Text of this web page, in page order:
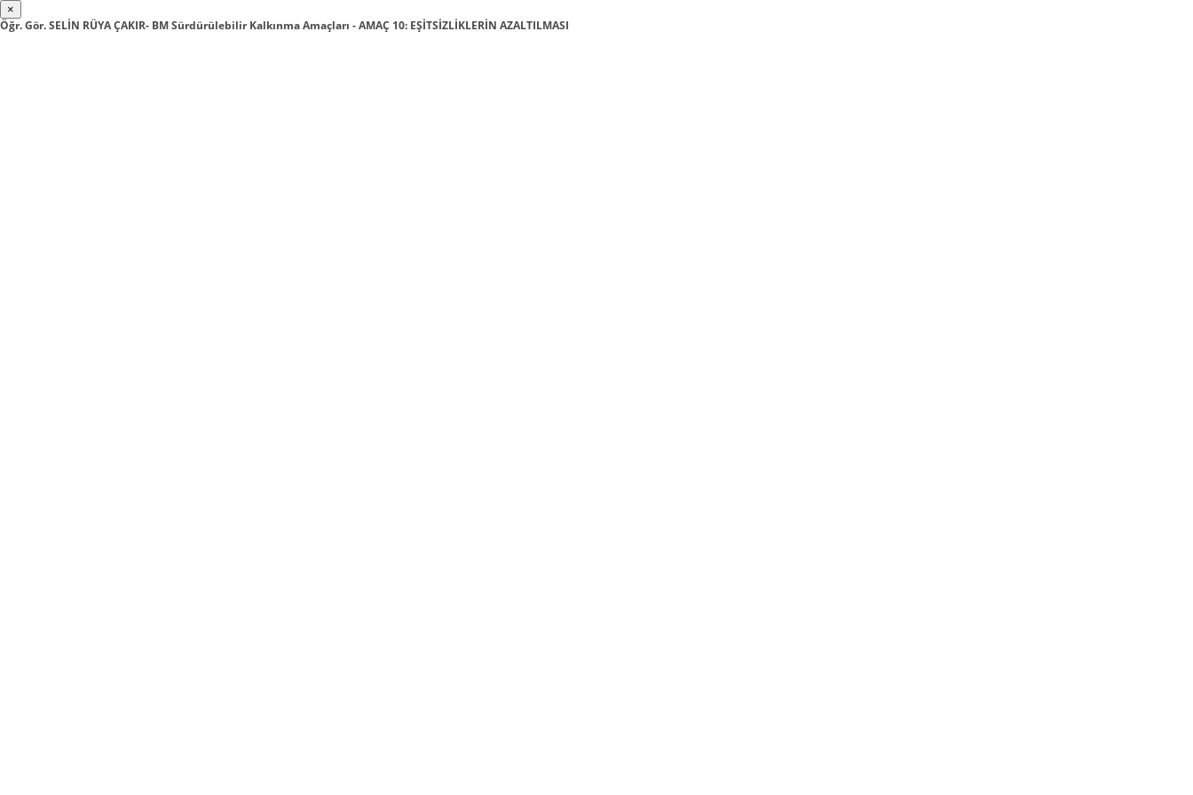
×
Öğr. Gör. SELİN RÜYA ÇAKIR- BM Sürdürülebilir Kalkınma Amaçları - AMAÇ 10: EŞİTSİZLİKLERİN AZALTILMASI